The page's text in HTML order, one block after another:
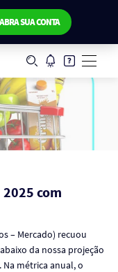
ABRA SUA CONTA
com
– Mercado) recuou
da nossa projeção
Na métrica anual, o